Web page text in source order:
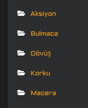
Aksiyon
Bulmaca
Dövüş
Korku
Macera